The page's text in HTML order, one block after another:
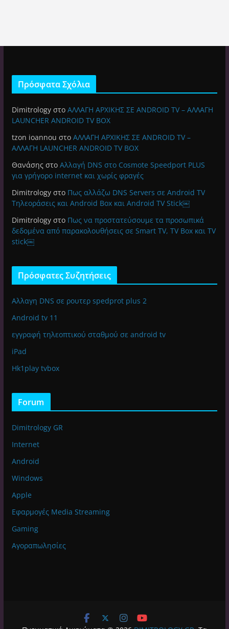
Πρόσφατα Σχόλια
Dimitrologyστο ΑΛΛΑΓΗ ΑΡΧΙΚΗΣ ΣΕ ANDROID TV – ΑΛΛΑΓΗ
LAUNCHER ANDROID TV BOX
tzon ioannou στο ΑΛΛΑΓΗ ΑΡΧΙΚΗΣ ΣΕ ANDROID TV –
ΑΛΛΑΓΗ LAUNCHER ANDROID TV BOX
Θανάσηςστο Αλλαγή DNS στο Cosmote Speedport PLUS
για γρήγορο internet και χωρίς φραγές
Dimitrologyστο Πως αλλάζω DNS Servers σε Android TV
Τηλεοράσεις και Android Box και Android TV Stick￼
Dimitrologyστο Πως να προστατεύσουμε τα προσωπικά
δεδομένα από παρακολουθήσεις σε Smart TV, TV Box και TV
stick￼
Πρόσφατες Συζητήσεις
Αλλαγη DNS σε ρουτερ spedprot plus 2
Android tv 11
εγγραφή τηλεοπτικού σταθμού σε android tv
iPad
Hk1play tvbox
Forum
Dimitrology GR
Internet
Android
Windows
Apple
Εφαρμογές Media Streaming
Gaming
Αγοραπωλησίες